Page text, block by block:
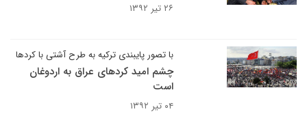
۲۶ تیر ۱۳۹۲
با تصور پایبندی ترکیه به طرح آشتی با کردها
چشم امید کردهای عراق به اردوغان
است
۰۴ تیر ۱۳۹۲